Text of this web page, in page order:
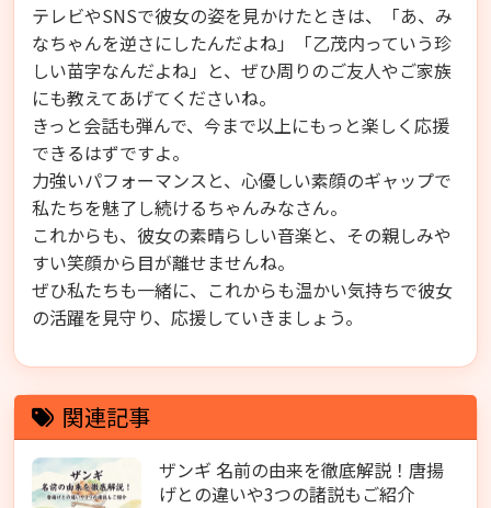
テレビやSNSで彼女の姿を見かけたときは、「あ、み
なちゃんを逆さにしたんだよね」「乙茂内っていう珍
しい苗字なんだよね」と、ぜひ周りのご友人やご家族
にも教えてあげてくださいね。
きっと会話も弾んで、今まで以上にもっと楽しく応援
できるはずですよ。
力強いパフォーマンスと、心優しい素顔のギャップで
私たちを魅了し続けるちゃんみなさん。
これからも、彼女の素晴らしい音楽と、その親しみや
すい笑顔から目が離せませんね。
ぜひ私たちも一緒に、これからも温かい気持ちで彼女
の活躍を見守り、応援していきましょう。
関連記事
ザンギ 名前の由来を徹底解説！唐揚
げとの違いや3つの諸説もご紹介